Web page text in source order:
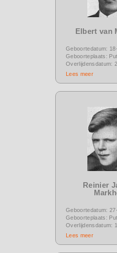
Elbert van
Geboortedatum:
Geboorteplaats:
Overlijdensdatum:
Lees meer
Reinier
Geboortedatum:
Geboorteplaats:
Overlijdensdatum:
Lees meer